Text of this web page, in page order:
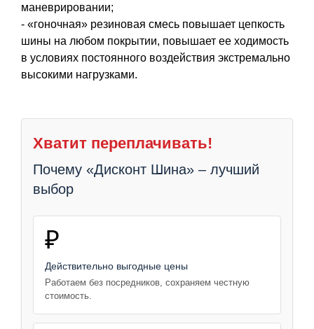
маневрировании;
- «гоночная» резиновая смесь повышает цепкость
шины на любом покрытии, повышает ее ходимость
в условиях постоянного воздействия экстремально
высокими нагрузками.
Хватит переплачивать!
Почему «Дисконт Шина» – лучший
выбор
₽
Действительно выгодные цены
Работаем без посредников, сохраняем честную
стоимость.